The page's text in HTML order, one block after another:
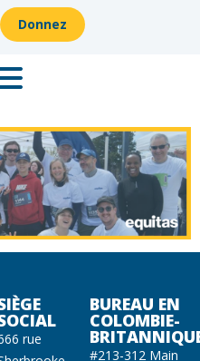
Donnez
rue
BUREAU EN
COLOMBIE-
#213-312 Main